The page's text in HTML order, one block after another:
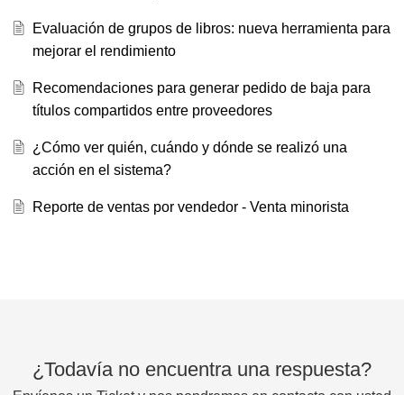
Evaluación de grupos de libros: nueva herramienta para
mejorar el rendimiento
Recomendaciones para generar pedido de baja para
títulos compartidos entre proveedores
¿Cómo ver quién, cuándo y dónde se realizó una
acción en el sistema?
Reporte de ventas por vendedor - Venta minorista
¿Todavía no encuentra una respuesta?